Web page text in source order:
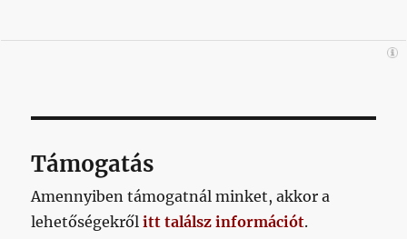
Támogatás
Amennyiben támogatnál minket, akkor a
lehetőségekrőlitt találsz információt.